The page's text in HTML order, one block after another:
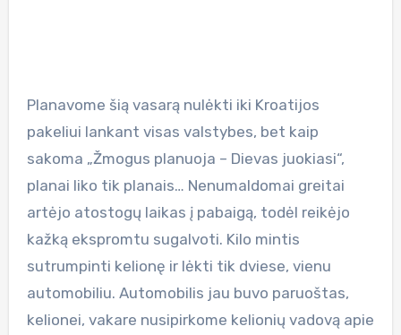
Planavome šią vasarą nulėkti iki Kroatijos
pakeliui lankant visas valstybes, bet kaip
sakoma „Žmogus planuoja – Dievas juokiasi“,
planai liko tik planais… Nenumaldomai greitai
artėjo atostogų laikas į pabaigą, todėl reikėjo
kažką ekspromtu sugalvoti. Kilo mintis
sutrumpinti kelionę ir lėkti tik dviese, vienu
automobiliu. Automobilis jau buvo paruoštas,
kelionei, vakare nusipirkome kelionių vadovą apie